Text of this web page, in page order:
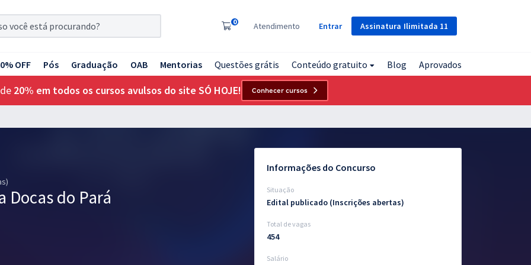
Assinatura Ilimitada 11
0 Atendimento Entrar
OFF Pós Graduação OAB Mentorias Questões grátis Conteúdo gratuito Blog Aprovados
20% em todos os cursos avulsos do site SÓ HOJE! Conhecer cursos
Docas do Pará
Informações do Concurso
Situação
Edital publicado (Inscrições abertas)
Total de vagas
454
Salário